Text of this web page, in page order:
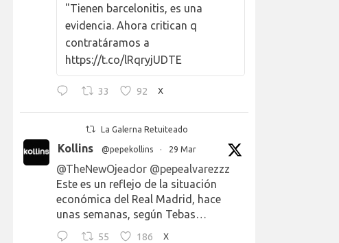
"Tienen barcelonitis, es una
evidencia. Ahora critican q
contratáramos a
https://t.co/lRqryjUDTE
33 92 X
La Galerna Retuiteado
Kollins @pepekollins · 29 Mar
@TheNewOjeador @pepealvarezzz
Este es un reflejo de la situación
económica del Real Madrid, hace
unas semanas, según Tebas…
55 186 X